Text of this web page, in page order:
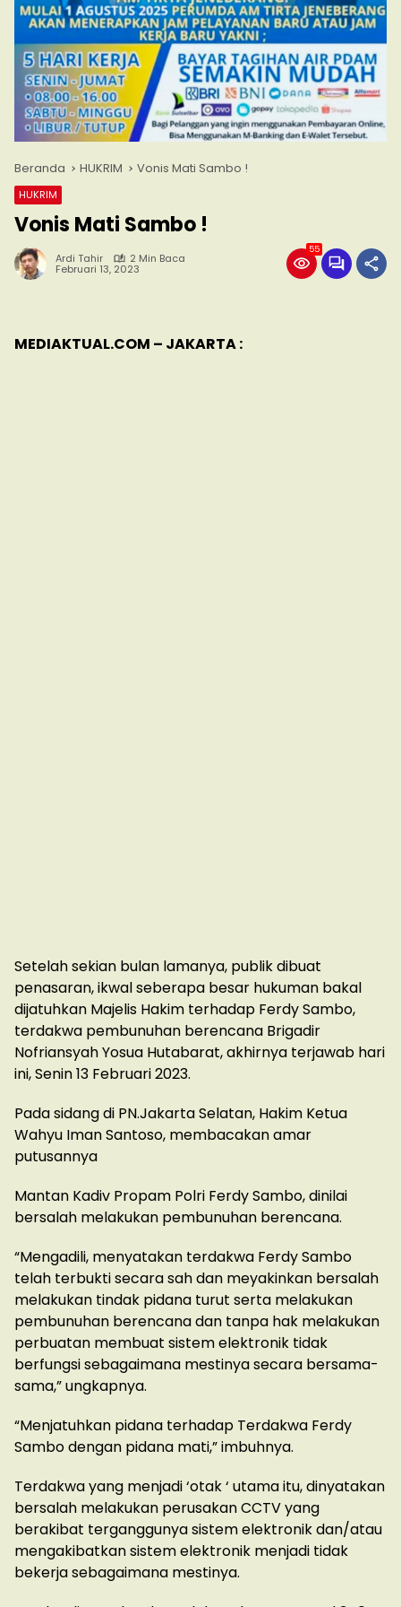
Beranda HUKRIM Vonis Mati Sambo !
HUKRIM
Vonis Mati Sambo !
Ardi Tahir 2 Min Baca
Februari 13, 2023
55
MEDIAKTUAL.COM – JAKARTA :
Setelah sekian bulan lamanya, publik dibuat
penasaran, ikwal seberapa besar hukuman bakal
dijatuhkan Majelis Hakim terhadap Ferdy Sambo,
terdakwa pembunuhan berencana Brigadir
Nofriansyah Yosua Hutabarat, akhirnya terjawab hari
ini, Senin 13 Februari 2023.
Pada sidang di PN.Jakarta Selatan, Hakim Ketua
Wahyu Iman Santoso, membacakan amar
putusannya
Mantan Kadiv Propam Polri Ferdy Sambo, dinilai
bersalah melakukan pembunuhan berencana.
“Mengadili, menyatakan terdakwa Ferdy Sambo
telah terbukti secara sah dan meyakinkan bersalah
melakukan tindak pidana turut serta melakukan
pembunuhan berencana dan tanpa hak melakukan
perbuatan membuat sistem elektronik tidak
berfungsi sebagaimana mestinya secara bersama-
sama,” ungkapnya.
“Menjatuhkan pidana terhadap Terdakwa Ferdy
Sambo dengan pidana mati,” imbuhnya.
Terdakwa yang menjadi ‘otak ‘ utama itu, dinyatakan
bersalah melakukan perusakan CCTV yang
berakibat terganggunya sistem elektronik dan/atau
mengakibatkan sistem elektronik menjadi tidak
bekerja sebagaimana mestinya.